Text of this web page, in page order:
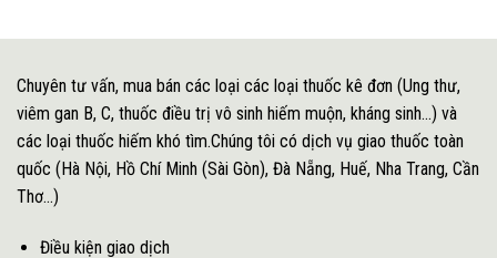
Chuyên tư vấn, mua bán các loại các loại thuốc kê đơn (Ung thư,
viêm gan B, C, thuốc điều trị vô sinh hiếm muộn, kháng sinh...) và
các loại thuốc hiếm khó tìm.Chúng tôi có dịch vụ giao thuốc toàn
quốc (Hà Nội, Hồ Chí Minh (Sài Gòn), Đà Nẵng, Huế, Nha Trang, Cần
Thơ...)
Điều kiện giao dịch